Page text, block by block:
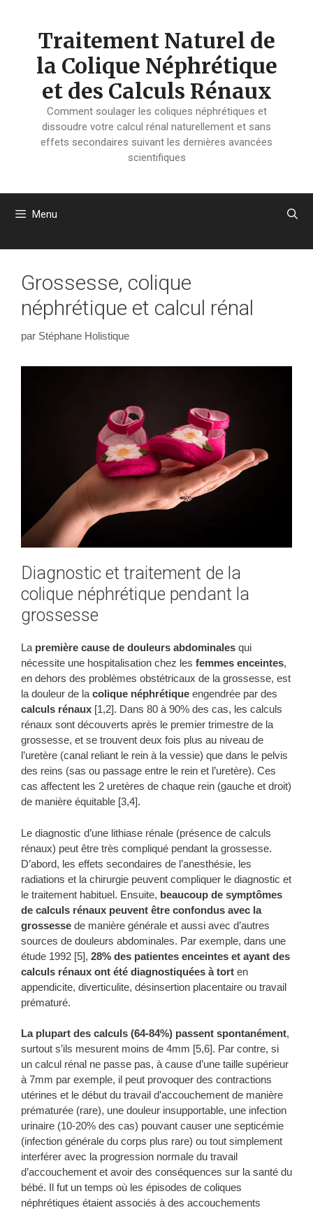
Traitement Naturel de
la Colique Néphrétique
et des Calculs Rénaux
Comment soulager les coliques néphrétiques et
dissoudre votre calcul rénal naturellement et sans
effets secondaires suivant les dernières avancées
scientifiques
Menu
Grossesse, colique
néphrétique et calcul rénal
par Stéphane Holistique
Diagnostic et traitement de la
colique néphrétique pendant la
grossesse
La première cause de douleurs abdominales qui
nécessite une hospitalisation chez les femmes enceintes,
en dehors des problèmes obstétricaux de la grossesse, est
la douleur de lacolique néphrétique engendrée par des
calculs rénaux [1,2]. Dans 80 à 90% des cas, les calculs
rénaux sont découverts après le premier trimestre de la
grossesse, et se trouvent deux fois plus au niveau de
l’uretère (canal reliant le rein à la vessie) que dans le pelvis
des reins (sas ou passage entre le rein et l’uretère). Ces
cas affectent les 2 uretères de chaque rein (gauche et droit)
de manière équitable [3,4].
Le diagnostic d’une lithiase rénale (présence de calculs
rénaux) peut être très compliqué pendant la grossesse.
D’abord, les effets secondaires de l’anesthésie, les
radiations et la chirurgie peuvent compliquer le diagnostic et
le traitement habituel. Ensuite, beaucoup de symptômes
de calculs rénaux peuvent être confondus avec la
grossesse de manière générale et aussi avec d’autres
sources de douleurs abdominales. Par exemple, dans une
étude 1992 [5], 28% des patientes enceintes et ayant des
calculs rénaux ont été diagnostiquées à tort en
appendicite, diverticulite, désinsertion placentaire ou travail
prématuré.
La plupart des calculs (64-84%) passent spontanément,
surtout s’ils mesurent moins de 4mm [5,6]. Par contre, si
un calcul rénal ne passe pas, à cause d’une taille supérieur
à 7mm par exemple, il peut provoquer des contractions
utérines et le début du travail d’accouchement de manière
prématurée (rare), une douleur insupportable, une infection
urinaire (10-20% des cas) pouvant causer une septicémie
(infection générale du corps plus rare) ou tout simplement
interférer avec la progression normale du travail
d’accouchement et avoir des conséquences sur la santé du
bébé. Il fut un temps où les épisodes de coliques
néphrétiques étaient associés à des accouchements